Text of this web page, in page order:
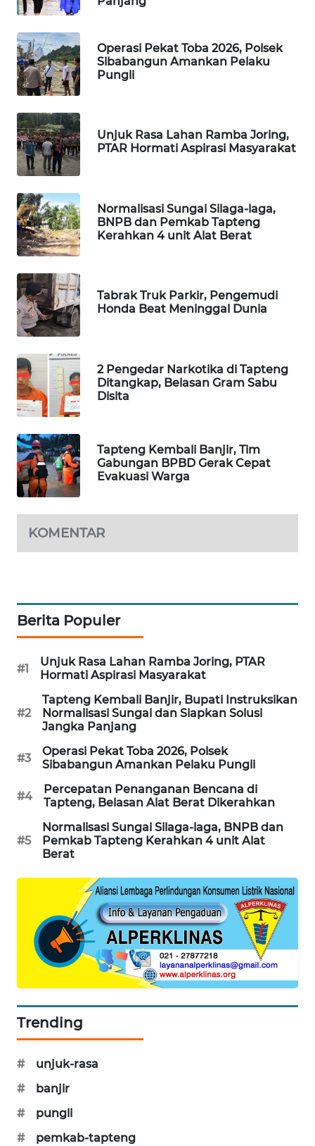
Operasi Pekat Toba 2026, Polsek
Sibabangun Amankan Pelaku
Pungli
Unjuk Rasa Lahan Ramba Joring,
PTAR Hormati Aspirasi Masyarakat
Normalisasi Sungai Silaga-laga,
BNPB dan Pemkab Tapteng
Kerahkan 4 unit Alat Berat
Tabrak Truk Parkir, Pengemudi
Honda Beat Meninggal Dunia
2 Pengedar Narkotika di Tapteng
Ditangkap, Belasan Gram Sabu
Disita
Tapteng Kembali Banjir, Tim
Gabungan BPBD Gerak Cepat
Evakuasi Warga
KOMENTAR
Berita Populer
#1
Unjuk Rasa Lahan Ramba Joring, PTAR
Hormati Aspirasi Masyarakat
#2
Tapteng Kembali Banjir, Bupati Instruksikan
Normalisasi Sungai dan Siapkan Solusi
Jangka Panjang
#3
Operasi Pekat Toba 2026, Polsek
Sibabangun Amankan Pelaku Pungli
#4
Percepatan Penanganan Bencana di
Tapteng, Belasan Alat Berat Dikerahkan
#5
Normalisasi Sungai Silaga-laga, BNPB dan
Pemkab Tapteng Kerahkan 4 unit Alat
Berat
Trending
#
unjuk-rasa
#
banjir
#
pungli
#
pemkab-tapteng
PORTAL
KONSUMEN
FORWAMKI
ALPERKLINAS
FORJASIDA
TAMBANG
NEWS
SITUNGIR
SIDIKALANG
NEWS
SIBARAGAS
NEWS
METRO
SIANTAR
NEWS
METRO
MEDAN
NEWS
METRO
JAKARTA
KRT
NEWS
KARING
NEWS
JURNAL
MARITIM
HUMBANG
GARONGGANG
NEWS
ID
ENERGI
NEWS
CILEUNGSI
BERKAT
NEWS
BERAMPU
NEWS
NEWS